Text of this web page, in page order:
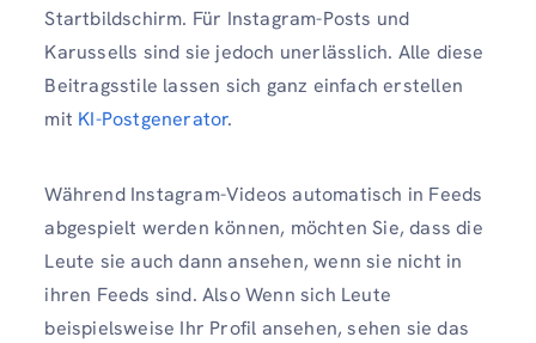
Startbildschirm. Für Instagram-Posts und
Karussells sind sie jedoch unerlässlich. Alle diese
Beitragsstile lassen sich ganz einfach erstellen
mit KI-Postgenerator.
Während Instagram-Videos automatisch in Feeds
abgespielt werden können, möchten Sie, dass die
Leute sie auch dann ansehen, wenn sie nicht in
ihren Feeds sind. Also Wenn sich Leute
beispielsweise Ihr Profil ansehen, sehen sie das